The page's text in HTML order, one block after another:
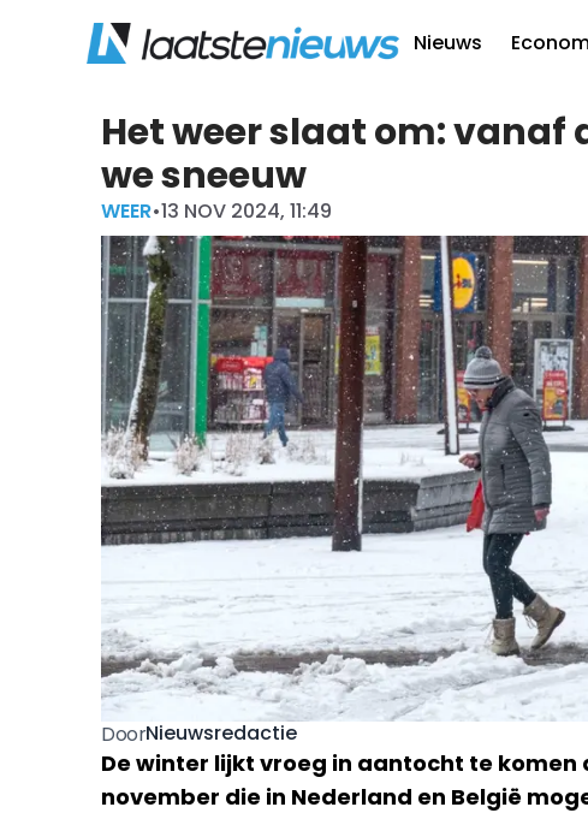
Nieuws
Het weer slaat om: vanaf
we sneeuw
WEER•13 NOV 2024, 11:49
DoorNieuwsredactie
De winter lijkt vroeg in aantocht te
november die in Nederland en België